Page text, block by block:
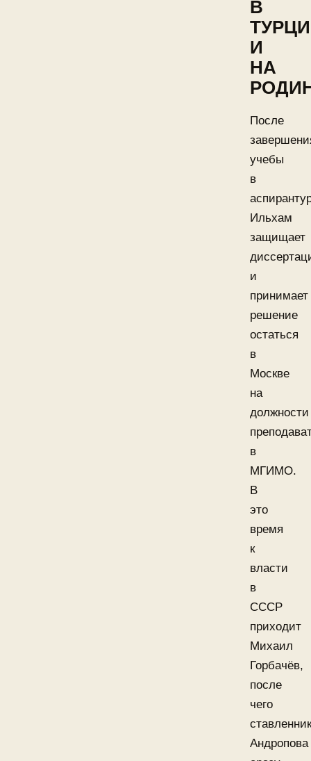
В
И
НА
После
учебы
в
Ильхам
защищает
и
принимает
решение
остаться
в
Москве
на
должности
в
МГИМО.
В
это
время
к
власти
в
СССР
приходит
Михаил
Горбачёв,
после
чего
Андропова